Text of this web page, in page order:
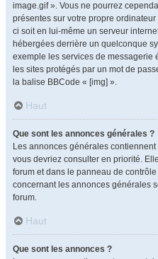
image.gif ». Vous ne pourrez
présentes sur votre propre
ci soit en lui-même un serveur
hébergées derrière un quelconque
exemple les services de messagerie
les sites protégés par un mot de
la balise BBCode « [img] ».
Haut
Que sont les annonces générales ?
Les annonces générales
vous devriez consulter en priorité.
forum et dans le panneau de
concernant les annonces générales
forum.
Haut
Que sont les annonces ?